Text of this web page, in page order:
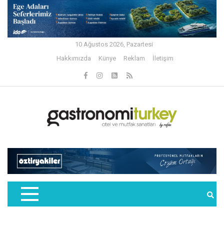
10 Ağustos 2026, Pazartesi
Hakkımızda
Künye Reklam İletişim